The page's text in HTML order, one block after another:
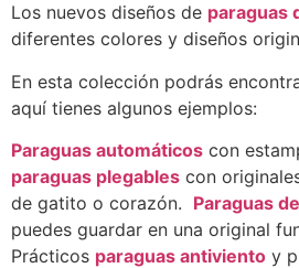
Los nuevos diseños de paraguas
diferentes colores y diseños
En esta colección podrás
aquí tienes algunos ejemplos:
Paraguas automáticos con
paraguas plegables con
de gatito o corazón. Paraguas
puedes guardar en una original
Prácticos paraguas antiviento y